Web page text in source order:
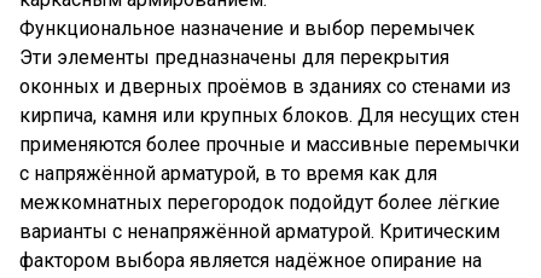
Функциональное назначение и выбор перемычек
Эти элементы предназначены для перекрытия
оконных и дверных проёмов в зданиях со стенами из
кирпича, камня или крупных блоков. Для несущих стен
применяются более прочные и массивные перемычки
с напряжённой арматурой, в то время как для
межкомнатных перегородок подойдут более лёгкие
варианты с ненапряжённой арматурой. Критическим
фактором выбора является надёжное опирание на